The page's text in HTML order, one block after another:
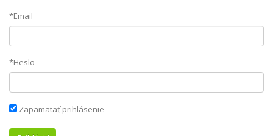
*Email
*Heslo
Zapamätať prihlásenie